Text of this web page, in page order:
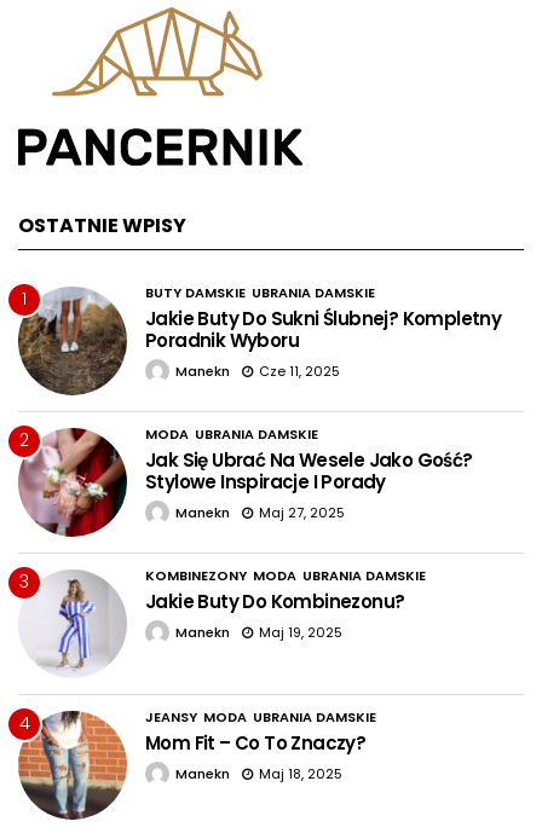
OSTATNIE WPISY
1 BUTY DAMSKIE UBRANIA DAMSKIE
Jakie Buty Do Sukni Ślubnej? Kompletny
Poradnik Wyboru
Manekn Cze 11, 2025
2 MODA UBRANIA DAMSKIE
Jak Się Ubrać Na Wesele Jako Gość?
Stylowe Inspiracje I Porady
Manekn Maj 27, 2025
3 KOMBINEZONY MODA UBRANIA DAMSKIE
Jakie Buty Do Kombinezonu?
Manekn Maj 19, 2025
4 JEANSY MODA UBRANIA DAMSKIE
Mom Fit – Co To Znaczy?
Manekn Maj 18, 2025